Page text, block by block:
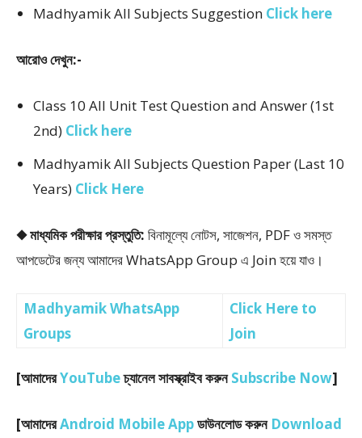
Madhyamik All Subjects Suggestion Click here
আরোও দেখুন:-
Class 10 All Unit Test Question and Answer (1st
2nd) Click here
Madhyamik All Subjects Question Paper (Last 10
Years) Click Here
◆ মাধ্যমিক পরীক্ষার প্রস্তুতি: বিনামূল্যে নোটস, সাজেশন, PDF ও সমস্ত
আপডেটের জন্য আমাদের WhatsApp Group এ Join হয়ে যাও।
Madhyamik WhatsApp
Groups
Click Here to
Join
[আমাদেরYouTubeচ্যানেল সাবস্ক্রাইব করুনSubscribe Now]
[আমাদেরAndroid Mobile Appডাউনলোড করুন Download